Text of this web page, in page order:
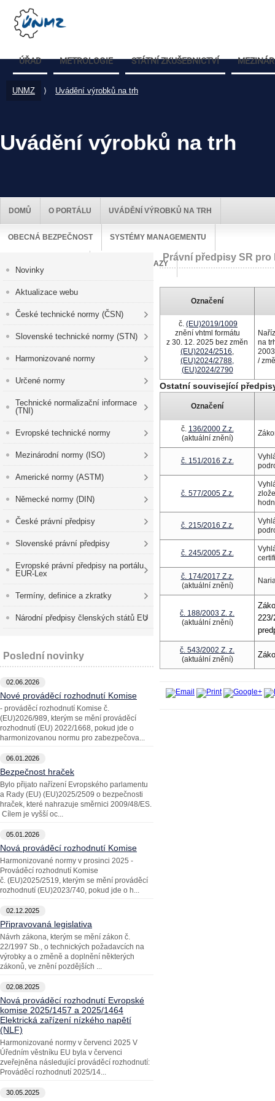
ÚŘAD METROLOGIE STÁTNÍ ZKUŠEBNICTVÍ
UNMZ ⟩ Uvádění výrobků na trh
Uvádění výrobků na trh
DOMŮ O PORTÁLU UVÁDĚNÍ VÝROBKŮ NA TRH
OBECNÁ BEZPEČNOST SYSTÉMY MANAGEMENTU
UŽITEČNÉ ODKAZY
Novinky
Aktualizace webu
České technické normy (ČSN)
Slovenské technické normy (STN)
Harmonizované normy
Určené normy
Technické normalizační informace
(TNI)
Evropské technické normy
Mezinárodní normy (ISO)
Americké normy (ASTM)
Německé normy (DIN)
České právní předpisy
Slovenské právní předpisy
Evropské právní předpisy na portálu
EUR-Lex
Termíny, definice a zkratky
Národní předpisy členských států EU
Poslední novinky
02.06.2026
Nové prováděcí rozhodnutí Komise
- prováděcí rozhodnutí Komise č.
(EU)2026/989, kterým se mění prováděcí
rozhodnutí (EU) 2022/1668, pokud jde o
harmonizovanou normu pro zabezpečova...
06.01.2026
Bezpečnost hraček
Bylo přijato nařízení Evropského parlamentu
a Rady (EU) (EU)2025/2509 o bezpečnosti
hraček, které nahrazuje směrnici 2009/48/ES.
Cílem je vyšší oc...
05.01.2026
Nová prováděcí rozhodnutí Komise
Harmonizované normy v prosinci 2025 -
Prováděcí rozhodnutí Komise
č. (EU)2025/2519, kterým se mění prováděcí
rozhodnutí (EU)2023/740, pokud jde o h...
02.12.2025
Připravovaná legislativa
Návrh zákona, kterým se mění zákon č.
22/1997 Sb., o technických požadavcích na
výrobky a o změně a doplnění některých
zákonů, ve znění pozdějších ...
02.08.2025
Nová prováděcí rozhodnutí Evropské
komise 2025/1457 a 2025/1464
Elektrická zařízení nízkého napětí
(NLF)
Harmonizované normy v červenci 2025 V
Úředním věstníku EU byla v červenci
zveřejněna následující prováděcí rozhodnutí:
Prováděcí rozhodnutí 2025/14...
30.05.2025
Právní předpisy SR
Označení
č. (EU)2019/1009
znění vhtml formátu
z 30. 12. 2025 bez změn
(EU)2024/2516,
(EU)2024/2788,
(EU)2024/2790
na
/
Ostatní související
Označení
č. 136/2000 Z.z.
(aktuální znění)
č. 151/2016 Z.z.
č. 577/2005 Z.z.
č. 215/2016 Z.z.
č. 245/2005 Z.z.
č. 174/2017 Z.z.
(aktuální znění)
č. 188/2003 Z. z.
(aktuální znění)
č. 543/2002 Z. z.
(aktuální znění)